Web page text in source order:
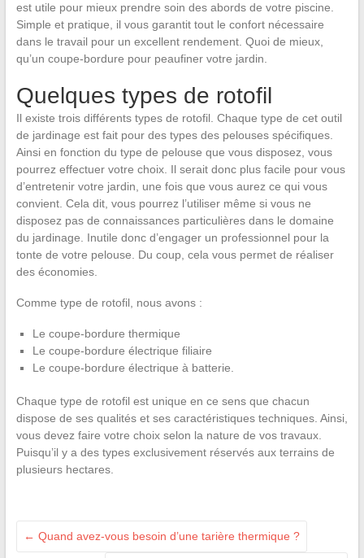
est utile pour mieux prendre soin des abords de votre piscine.
Simple et pratique, il vous garantit tout le confort nécessaire
dans le travail pour un excellent rendement. Quoi de mieux,
qu’un coupe-bordure pour peaufiner votre jardin.
Quelques types de rotofil
Il existe trois différents types de rotofil. Chaque type de cet outil
de jardinage est fait pour des types des pelouses spécifiques.
Ainsi en fonction du type de pelouse que vous disposez, vous
pourrez effectuer votre choix. Il serait donc plus facile pour vous
d’entretenir votre jardin, une fois que vous aurez ce qui vous
convient. Cela dit, vous pourrez l’utiliser même si vous ne
disposez pas de connaissances particulières dans le domaine
du jardinage. Inutile donc d’engager un professionnel pour la
tonte de votre pelouse. Du coup, cela vous permet de réaliser
des économies.
Comme type de rotofil, nous avons :
Le coupe-bordure thermique
Le coupe-bordure électrique filiaire
Le coupe-bordure électrique à batterie.
Chaque type de rotofil est unique en ce sens que chacun
dispose de ses qualités et ses caractéristiques techniques. Ainsi,
vous devez faire votre choix selon la nature de vos travaux.
Puisqu’il y a des types exclusivement réservés aux terrains de
plusieurs hectares.
← Quand avez-vous besoin d’une tarière thermique ?